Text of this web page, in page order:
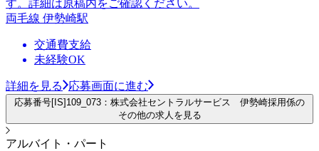
す。詳細は原稿内をご確認ください。
両毛線 伊勢崎駅
交通費支給
未経験OK
詳細を見る 応募画面に進む
応募番号[IS]109_073：株式会社セントラルサービス 伊勢崎採用係の
その他の求人を見る
アルバイト・パート